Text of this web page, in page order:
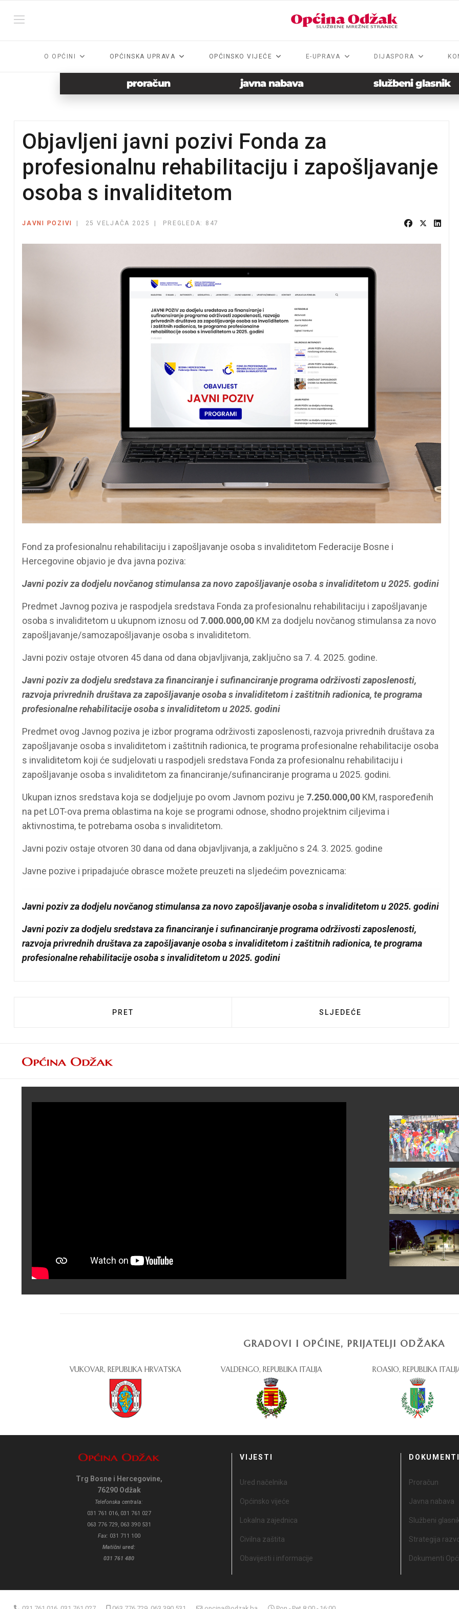
O OPĆINI OPĆINSKA UPRAVA OPĆINSKO VIJEĆE E-UPRAVA DIJASPORA
proračun javna nabava službeni glasnik
Objavljeni javni pozivi Fonda za
profesionalnu rehabilitaciju i zapošljavanje
osoba s invaliditetom
JAVNI POZIVI 25 VELJAČA 2025 PREGLEDA: 847
Fond za profesionalnu rehabilitaciju i zapošljavanje osoba s invaliditetom Federacije Bosne i
Hercegovine objavio je dva javna poziva:
Javni poziv za dodjelu novčanog stimulansa za novo zapošljavanje osoba s invaliditetom u 2025. godini
Predmet Javnog poziva je raspodjela sredstava Fonda za profesionalnu rehabilitaciju i zapošljavanje
osoba s invaliditetom u ukupnom iznosu od 7.000.000,00 KM za dodjelu novčanog stimulansa za novo
zapošljavanje/samozapošljavanje osoba s invaliditetom.
Javni poziv ostaje otvoren 45 dana od dana objavljivanja, zaključno sa 7. 4. 2025. godine.
Javni poziv za dodjelu sredstava za financiranje i sufinanciranje programa održivosti zaposlenosti,
razvoja privrednih društava za zapošljavanje osoba s invaliditetom i zaštitnih radionica, te programa
profesionalne rehabilitacije osoba s invaliditetom u 2025. godini
Predmet ovog Javnog poziva je izbor programa održivosti zaposlenosti, razvoja privrednih društava za
zapošljavanje osoba s invaliditetom i zaštitnih radionica, te programa profesionalne rehabilitacije osoba
s invaliditetom koji će sudjelovati u raspodjeli sredstava Fonda za profesionalnu rehabilitaciju i
zapošljavanje osoba s invaliditetom za financiranje/sufinanciranje programa u 2025. godini.
Ukupan iznos sredstava koja se dodjeljuje po ovom Javnom pozivu je 7.250.000,00 KM, raspoređenih
na pet LOT-ova prema oblastima na koje se programi odnose, shodno projektnim ciljevima i
aktivnostima, te potrebama osoba s invaliditetom.
Javni poziv ostaje otvoren 30 dana od dana objavljivanja, a zaključno s 24. 3. 2025. godine
Javne pozive i pripadajuće obrasce možete preuzeti na sljedećim poveznicama:
Javni poziv za dodjelu novčanog stimulansa za novo zapošljavanje osoba s invaliditetom u 2025. godini
Javni poziv za dodjelu sredstava za financiranje i sufinanciranje programa održivosti zaposlenosti,
razvoja privrednih društava za zapošljavanje osoba s invaliditetom i zaštitnih radionica, te programa
profesionalne rehabilitacije osoba s invaliditetom u 2025. godini
PRETHODNI ČLANAK: DJEČJI VRTIĆ PAOLE CERUETO OBJAVIO JAVNI NATJEČAJ
PRET SLJEDEĆI ČLANAK: JAVNI POZIV
SLJEDEĆE
GRADOVI I OPĆINE, PRIJATELJI ODŽAKA
VUKOVAR, REPUBLIKA HRVATSKA VALDENGO, REPUBLIKA ITALIJA ROASIO, REPUBLIKA
Trg Bosne i Hercegovine,
76290 Odžak
Telefonska centrala:
031 761 016, 031 761 027
063 776 729, 063 390 531
Fax: 031 711 100
Matični ured:
031 761 480
VIJESTI
Ured načelnika
Općinsko vijeće
Lokalna zajednica
Civilna zaštita
Obavijesti i informacije
DOKUMENTI
Proračun
Javna nabava
Službeni
Strategija
Dokumenti